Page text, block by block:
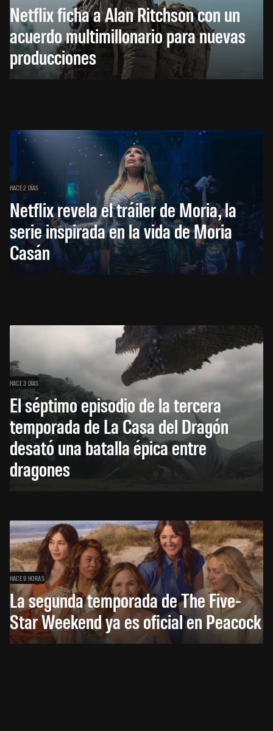
Netflix ficha a Alan Ritchson con un
acuerdo multimillonario para nuevas
producciones
HACE 2 DÍAS
Netflix revela el tráiler de Moria, la
serie inspirada en la vida de Moria
Casán
HACE 3 DÍAS
El séptimo episodio de la tercera
temporada de La Casa del Dragón
desató una batalla épica entre
dragones
HACE 9 HORAS
La segunda temporada de The Five-
Star Weekend ya es oficial en Peacock